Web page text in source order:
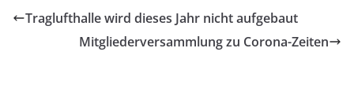
Traglufthalle wird dieses Jahr nicht aufgebaut
Mitgliederversammlung zu Corona-Zeiten